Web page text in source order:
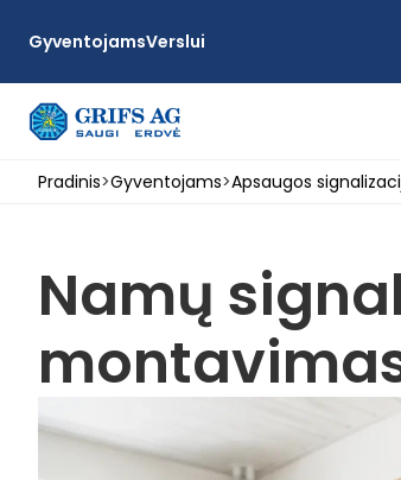
GyventojamsVerslui
Pradinis>Gyventojams>Apsaugos
Namų